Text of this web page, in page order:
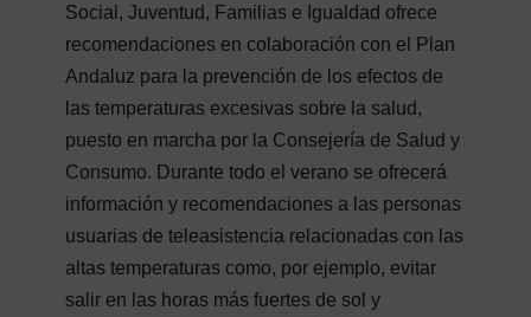
Social, Juventud, Familias e Igualdad ofrece
recomendaciones en colaboración con el Plan
Andaluz para la prevención de los efectos de
las temperaturas excesivas sobre la salud,
puesto en marcha por la Consejería de Salud y
Consumo. Durante todo el verano se ofrecerá
información y recomendaciones a las personas
usuarias de teleasistencia relacionadas con las
altas temperaturas como, por ejemplo, evitar
salir en las horas más fuertes de sol y